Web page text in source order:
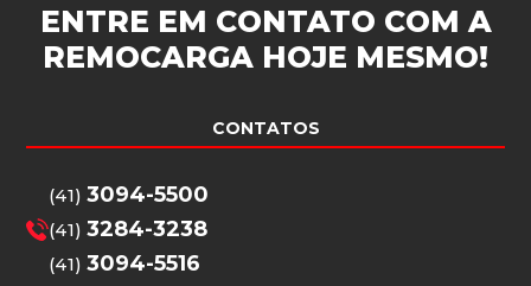
ENTRE EM CONTATO COM A
REMOCARGA HOJE MESMO!
CONTATOS
(41)3094-5500
(41)3284-3238
(41)3094-5516